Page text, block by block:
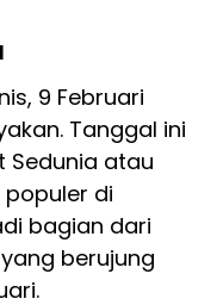
9 Februari
Tanggal ini
Sedunia atau
populer di
bagian dari
berujung